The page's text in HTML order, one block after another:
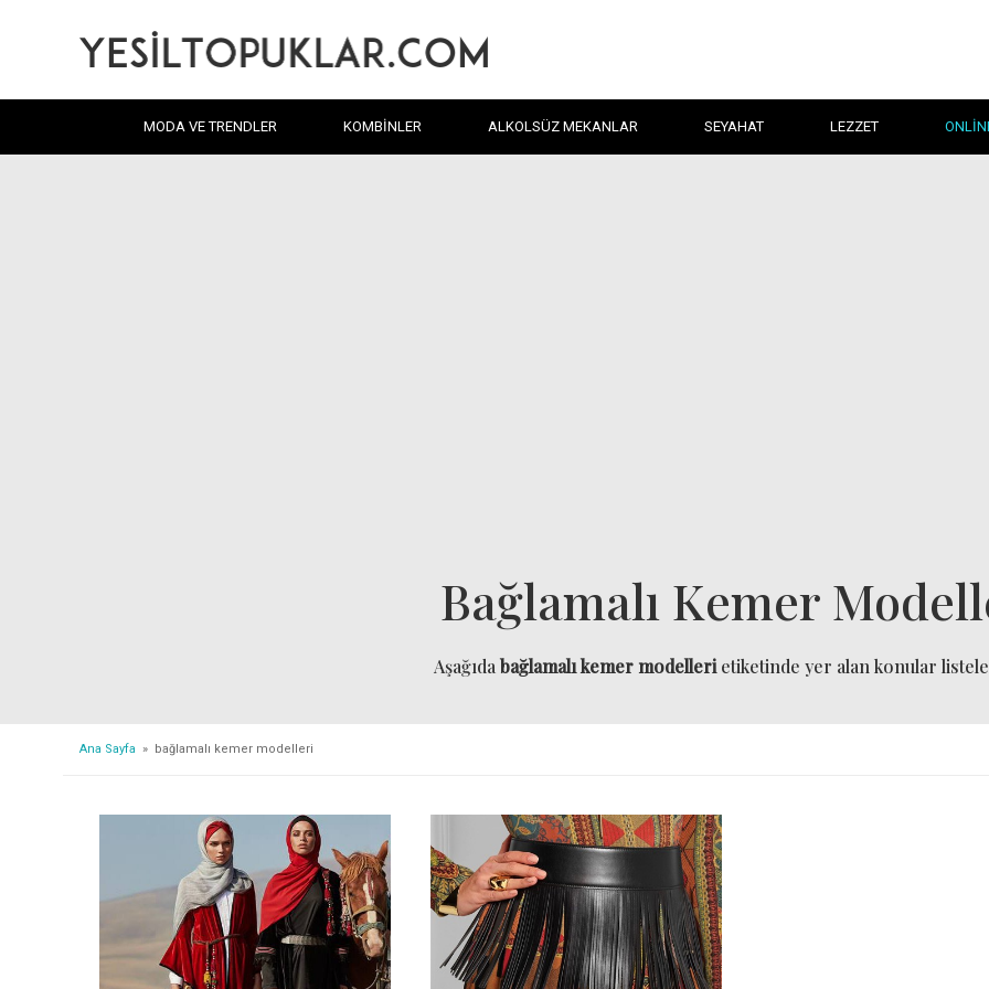
MODA VE TRENDLER KOMBINLER ALKOLSÜZ MEKANLAR SEYAHAT LEZZET
Bağlamalı Kemer
Aşağıda bağlamalı kemer modelleri etiketinde yer alan konular
Ana Sayfa » bağlamalı kemer modelleri